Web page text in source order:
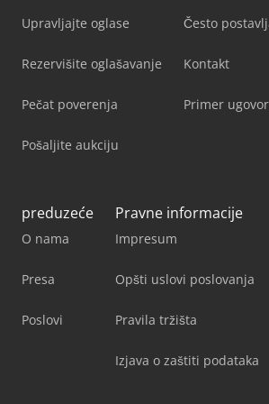
Upravljajte oglase
Rezervišite oglašavanje
Pečat poverenja
Pošaljite aukciju
Često
Kontakt
Primer
preduzeće
O nama
Presa
Poslovi
Pravne informacije
Impresum
Opšti uslovi poslovanja
Pravila tržišta
Izjava o zaštiti podataka